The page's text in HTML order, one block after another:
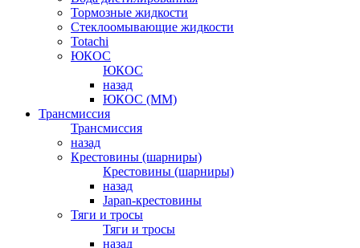
Тормозные жидкости
Стеклоомывающие жидкости
Totachi
ЮКОС
ЮКОС
назад
ЮКОС (ММ)
Трансмиссия
Трансмиссия
назад
Крестовины (шарниры)
Крестовины (шарниры)
назад
Japan-крестовины
Тяги и тросы
Тяги и тросы
назад